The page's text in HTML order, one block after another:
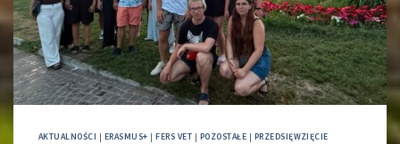
AKTUALNOŚCI | ERASMUS+ |FERS VET | POZOSTAŁE | PRZEDSIĘWZIĘCIE